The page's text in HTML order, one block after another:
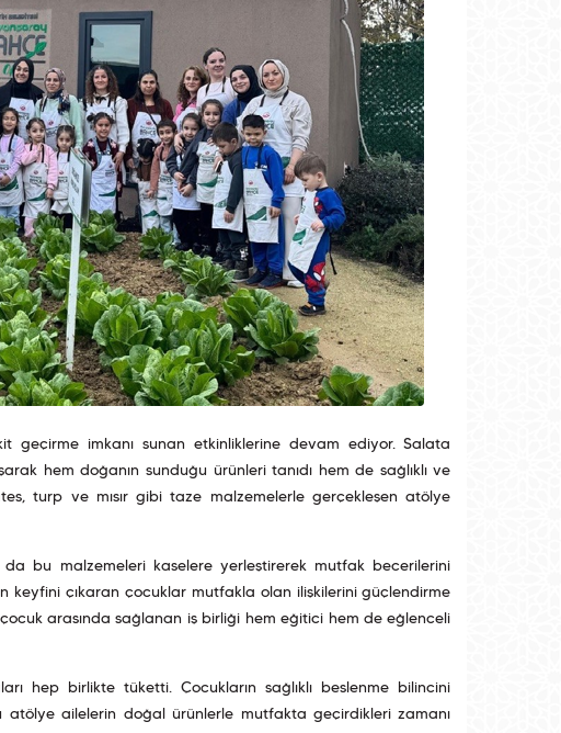
imkanı sunan etkinliklerine devam ediyor. Salata
hem doğanın sunduğu ürünleri tanıdı hem de sağlıklı ve
turp ve mısır gibi taze malzemelerle gerçekleşen atölye
bu malzemeleri kaselere yerleştirerek mutfak becerilerini
keyfini çıkaran çocuklar mutfakla olan ilişkilerini güçlendirme
çocuk arasında sağlanan iş birliği hem eğitici hem de eğlenceli
hep birlikte tüketti. Çocukların sağlıklı beslenme bilincini
ailelerin doğal ürünlerle mutfakta geçirdikleri zamanı